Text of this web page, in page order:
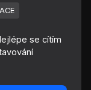
se cítím